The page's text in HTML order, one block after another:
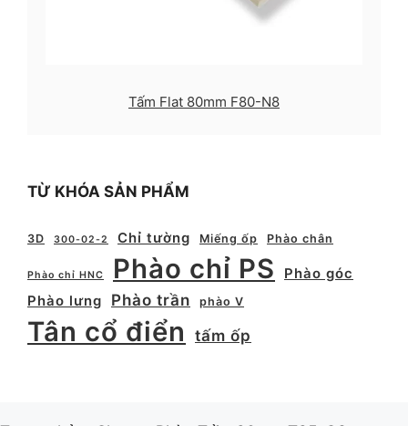
Tấm Flat 80mm F80-N8
TỪ KHÓA SẢN PHẨM
3D 300-02-2 Chỉ tường Miếng ốp Phào chân
Phào chỉ HNC Phào chỉ PS
Phào góc
Phào lưng
Phào trần phào V
Tân cổ điển tấm ốp